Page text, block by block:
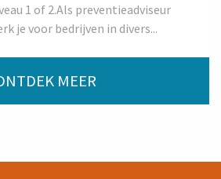
1 of 2.Als preventieadviseur
je voor bedrijven in divers...
MEER